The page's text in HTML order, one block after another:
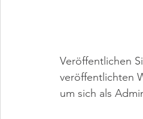
Veröffentlichen
veröffentlichten
um sich als